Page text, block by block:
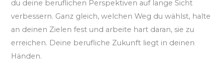
du deine beruflichen Perspektiven auf lange Sicht
verbessern. Ganz gleich, welchen Weg du wählst, halte
an deinen Zielen fest und arbeite hart daran, sie zu
erreichen. Deine berufliche Zukunft liegt in deinen
Händen.